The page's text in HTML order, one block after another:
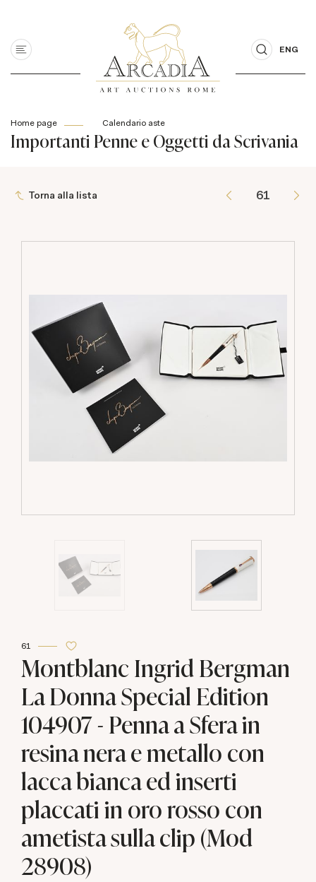
ENG
Home page Calendario aste
Importanti Penne e Oggetti da Scrivania
Torna alla lista
61
Montblanc Ingrid Bergman
La Donna Special Edition
104907 - Penna a Sfera in
resina nera e metallo con
lacca bianca ed inserti
placcati in oro rosso con
ametista sulla clip (Mod
28908)